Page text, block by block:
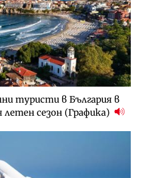
туристи в България в
сезон (Графика)